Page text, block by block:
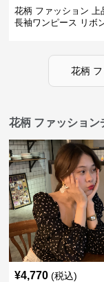
花柄 ファッション 上
長袖ワンピース リボ
花柄
花柄 ファッション
¥4,770 (税込)